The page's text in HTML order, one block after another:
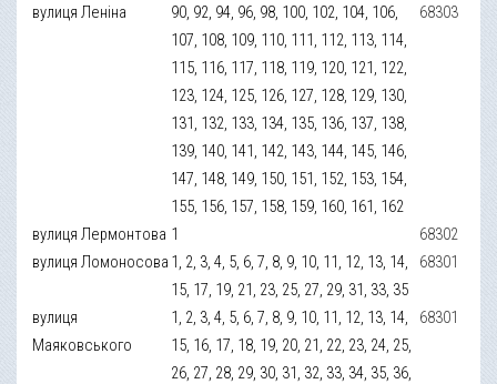
вулиця Леніна
90, 92, 94, 96, 98, 100, 102, 104, 106,
107, 108, 109, 110, 111, 112, 113, 114,
115, 116, 117, 118, 119, 120, 121, 122,
123, 124, 125, 126, 127, 128, 129, 130,
131, 132, 133, 134, 135, 136, 137, 138,
139, 140, 141, 142, 143, 144, 145, 146,
147, 148, 149, 150, 151, 152, 153, 154,
155, 156, 157, 158, 159, 160, 161, 162
68303
вулиця Лермонтова 1
68302
вулиця Ломоносова 1, 2, 3, 4, 5, 6, 7, 8, 9, 10, 11, 12, 13, 14,
15, 17, 19, 21, 23, 25, 27, 29, 31, 33, 35
68301
вулиця
Маяковського
1, 2, 3, 4, 5, 6, 7, 8, 9, 10, 11, 12, 13, 14,
15, 16, 17, 18, 19, 20, 21, 22, 23, 24, 25,
26, 27, 28, 29, 30, 31, 32, 33, 34, 35, 36,
68301